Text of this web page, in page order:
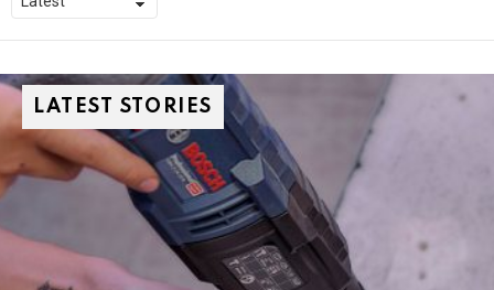
LATEST STORIES